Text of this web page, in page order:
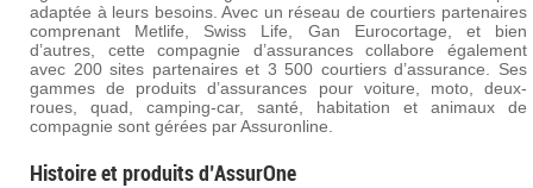
adaptée à leurs besoins. Avec un réseau de courtiers partenaires
comprenant Metlife, Swiss Life, Gan Eurocortage, et bien
d’autres, cette compagnie d’assurances collabore également
avec 200 sites partenaires et 3 500 courtiers d’assurance. Ses
gammes de produits d’assurances pour voiture, moto, deux-
roues, quad, camping-car, santé, habitation et animaux de
compagnie sont gérées par Assuronline.
Histoire et produits d’AssurOne